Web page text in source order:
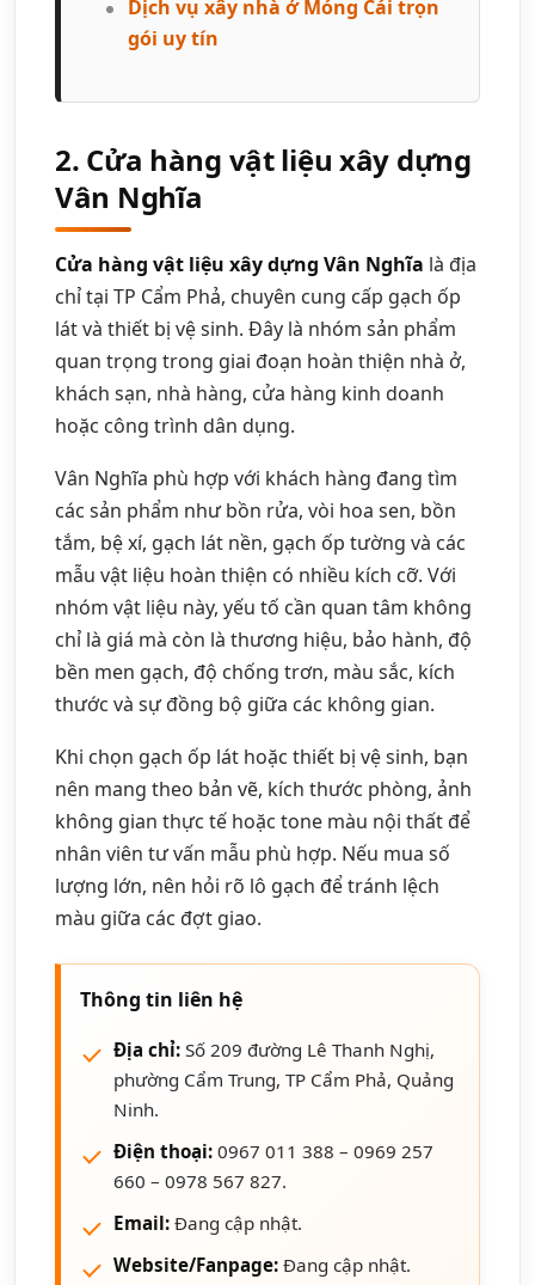
Dịch vụ xây nhà ở Móng Cái trọn
gói uy tín
2. Cửa hàng vật liệu xây dựng
Vân Nghĩa
Cửa hàng vật liệu xây dựng Vân Nghĩa là địa
chỉ tại TP Cẩm Phả, chuyên cung cấp gạch ốp
lát và thiết bị vệ sinh. Đây là nhóm sản phẩm
quan trọng trong giai đoạn hoàn thiện nhà ở,
khách sạn, nhà hàng, cửa hàng kinh doanh
hoặc công trình dân dụng.
Vân Nghĩa phù hợp với khách hàng đang tìm
các sản phẩm như bồn rửa, vòi hoa sen, bồn
tắm, bệ xí, gạch lát nền, gạch ốp tường và các
mẫu vật liệu hoàn thiện có nhiều kích cỡ. Với
nhóm vật liệu này, yếu tố cần quan tâm không
chỉ là giá mà còn là thương hiệu, bảo hành, độ
bền men gạch, độ chống trơn, màu sắc, kích
thước và sự đồng bộ giữa các không gian.
Khi chọn gạch ốp lát hoặc thiết bị vệ sinh, bạn
nên mang theo bản vẽ, kích thước phòng, ảnh
không gian thực tế hoặc tone màu nội thất để
nhân viên tư vấn mẫu phù hợp. Nếu mua số
lượng lớn, nên hỏi rõ lô gạch để tránh lệch
màu giữa các đợt giao.
Thông tin liên hệ
Địa chỉ: Số 209 đường Lê Thanh Nghị,
phường Cẩm Trung, TP Cẩm Phả, Quảng
Ninh.
Điện thoại: 0967 011 388 – 0969 257
660 – 0978 567 827.
Email: Đang cập nhật.
Website/Fanpage: Đang cập nhật.